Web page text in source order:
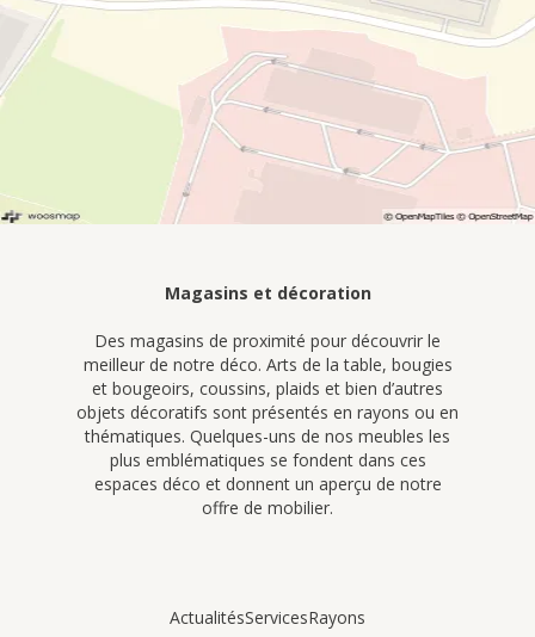
Magasins et décoration
Des magasins de proximité pour découvrir le
meilleur de notre déco. Arts de la table, bougies
et bougeoirs, coussins, plaids et bien d’autres
objets décoratifs sont présentés en rayons ou en
thématiques. Quelques-uns de nos meubles les
plus emblématiques se fondent dans ces
espaces déco et donnent un aperçu de notre
offre de mobilier.
ActualitésServicesRayons